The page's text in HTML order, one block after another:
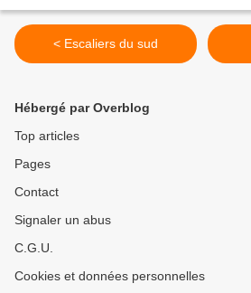
< Escaliers du sud
Hébergé par Overblog
Top articles
Pages
Contact
Signaler un abus
C.G.U.
Cookies et données personnelles